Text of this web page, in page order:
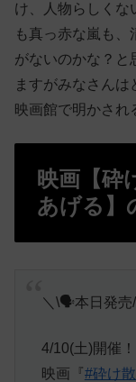
け、人物らしくな
も真っ赤な嵐も
がないのかな？と
ますがみなさんは
映画館で明かされ
映画【砕
あげる】
＼\🗣本日発売/
4/10(土)開催！
映画『#砕け